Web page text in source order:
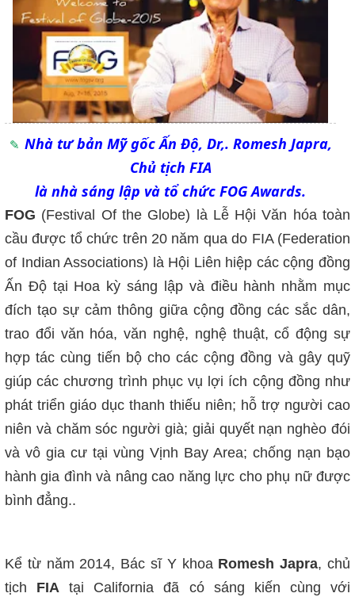
Nhà tư bản Mỹ gốc Ấn Độ, Dr,. Romesh Japra,
Chủ tịch FIA
là nhà sáng lập và tổ chức FOG Awards.
FOG (Festival Of the Globe) là Lễ Hội Văn hóa toàn
cầu được tổ chức trên 20 năm qua do FIA (Federation
of Indian Associations) là Hội Liên hiệp các cộng đồng
Ấn Độ tại Hoa kỳ sáng lập và điều hành nhằm mục
đích tạo sự cảm thông giữa cộng đồng các sắc dân,
trao đổi văn hóa, văn nghệ, nghệ thuật, cổ động sự
hợp tác cùng tiến bộ cho các cộng đồng và gây quỹ
giúp các chương trình phục vụ lợi ích cộng đồng như
phát triển giáo dục thanh thiếu niên; hỗ trợ người cao
niên và chăm sóc người già; giải quyết nạn nghèo đói
và vô gia cư tại vùng Vịnh Bay Area; chống nạn bạo
hành gia đình và nâng cao năng lực cho phụ nữ được
bình đẳng..
Kể từ năm 2014, Bác sĩ Y khoa Romesh Japra, chủ
tịch FIA tại California đã có sáng kiến cùng với